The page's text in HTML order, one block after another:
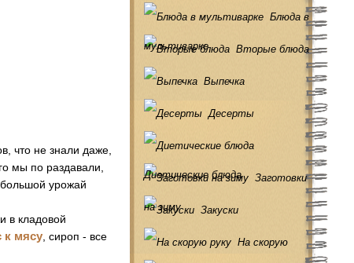
что не знали даже,
мы по раздавали,
большой урожай
в кладовой
к мясу , сироп - все
Блюда в
мультиварке Вторые блюда
Выпечка
Десерты
Диетические блюда Заготовки
на зиму Закуски
На скорую